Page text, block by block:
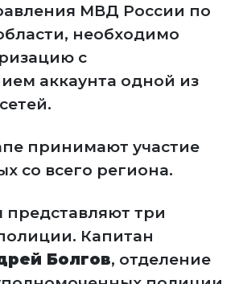
МВД России по
необходимо
с
аккаунта одной из
принимают участие
со всего региона.
три
Капитан
Болгов, отделение